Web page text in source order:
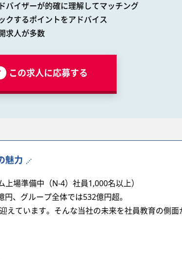
バイザーが的確に理解してマッチング
クするポイントをアドバイス
求人が多数
この求人に応募する
魅力
場準備中（N-4）社員1,000名以上）
、グループ全体では532億円超。
えています。そんな当社の未来を社員教育の側面